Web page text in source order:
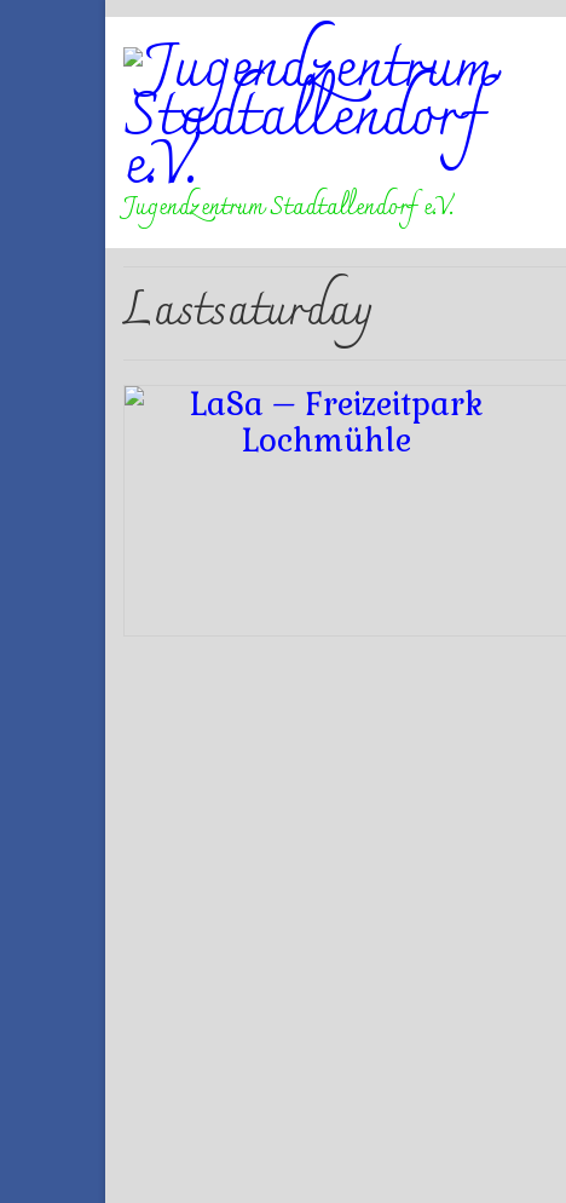
Jugendzentrum Stadtallendorf e.V.
Lastsaturday